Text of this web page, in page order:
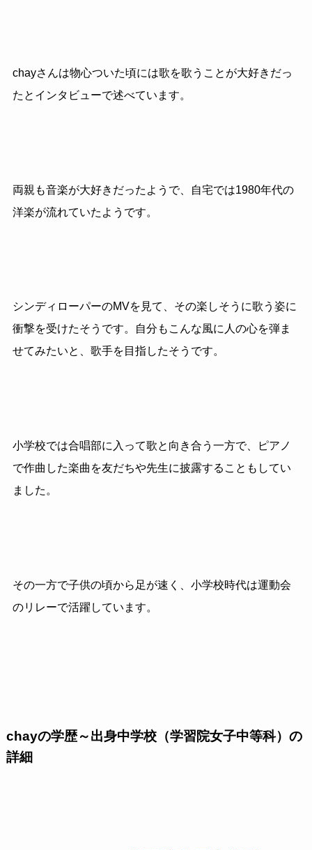
chayさんは物心ついた頃には歌を歌うことが大好きだっ
たとインタビューで述べています。
両親も音楽が大好きだったようで、自宅では1980年代の
洋楽が流れていたようです。
シンディローパーのMVを見て、その楽しそうに歌う姿に
衝撃を受けたそうです。自分もこんな風に人の心を弾ま
せてみたいと、歌手を目指したそうです。
小学校では合唱部に入って歌と向き合う一方で、ピアノ
で作曲した楽曲を友だちや先生に披露することもしてい
ました。
その一方で子供の頃から足が速く、小学校時代は運動会
のリレーで活躍しています。
chayの学歴～出身中学校（学習院女子中等科）の
詳細